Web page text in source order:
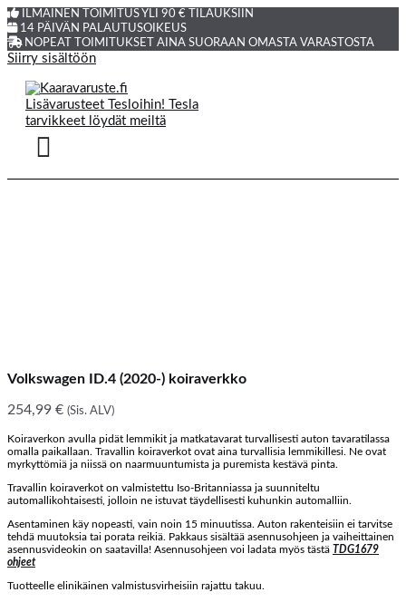
ILMAINEN TOIMITUS YLI 90 € TILAUKSIIN
14 PÄIVÄN PALAUTUSOIKEUS
NOPEAT TOIMITUKSET AINA SUORAAN OMASTA VARASTOSTA
Siirry sisältöön
Volkswagen ID.4 (2020-) koiraverkko
254,99 € (Sis. ALV)
Koiraverkon avulla pidät lemmikit ja matkatavarat turvallisesti auton tavaratilassa
omalla paikallaan. Travallin koiraverkot ovat aina turvallisia lemmikillesi. Ne ovat
myrkyttömiä ja niissä on naarmuuntumista ja puremista kestävä pinta.
Travallin koiraverkot on valmistettu Iso-Britanniassa ja suunniteltu
automallikohtaisesti, jolloin ne istuvat täydellisesti kuhunkin automalliin.
Asentaminen käy nopeasti, vain noin 15 minuutissa. Auton rakenteisiin ei tarvitse
tehdä muutoksia tai porata reikiä. Pakkaus sisältää asennusohjeen ja vaiheittainen
asennusvideokin on saatavilla! Asennusohjeen voi ladata myös tästä TDG1679
ohjeet
Tuotteelle elinikäinen valmistusvirheisiin rajattu takuu.